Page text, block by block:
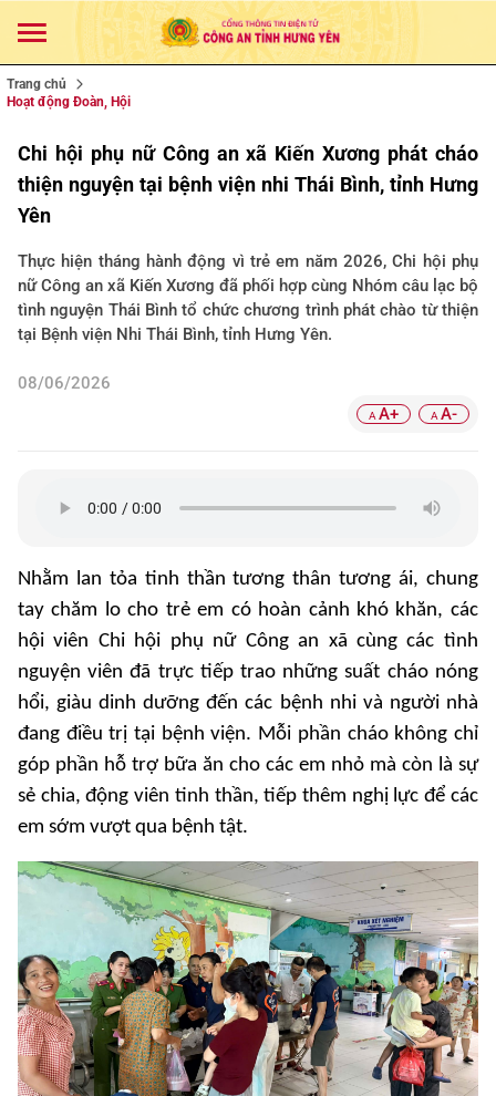
Trang chủ
Hoạt động Đoàn, Hội
Chi hội phụ nữ Công an xã Kiến Xương phát cháo
thiện nguyện tại bệnh viện nhi Thái Bình, tỉnh Hưng
Yên
Thực hiện tháng hành động vì trẻ em năm 2026, Chi hội phụ
nữ Công an xã Kiến Xương đã phối hợp cùng Nhóm câu lạc bộ
tình nguyện Thái Bình tổ chức chương trình phát chào từ thiện
tại Bệnh viện Nhi Thái Bình, tỉnh Hưng Yên.
08/06/2026
A A+ A A-
Nhằm lan tỏa tinh thần tương thân tương ái, chung
tay chăm lo cho trẻ em có hoàn cảnh khó khăn, các
hội viên Chi hội phụ nữ Công an xã cùng các tình
nguyện viên đã trực tiếp trao những suất cháo nóng
hổi, giàu dinh dưỡng đến các bệnh nhi và người nhà
đang điều trị tại bệnh viện. Mỗi phần cháo không chỉ
góp phần hỗ trợ bữa ăn cho các em nhỏ mà còn là sự
sẻ chia, động viên tinh thần, tiếp thêm nghị lực để các
em sớm vượt qua bệnh tật.